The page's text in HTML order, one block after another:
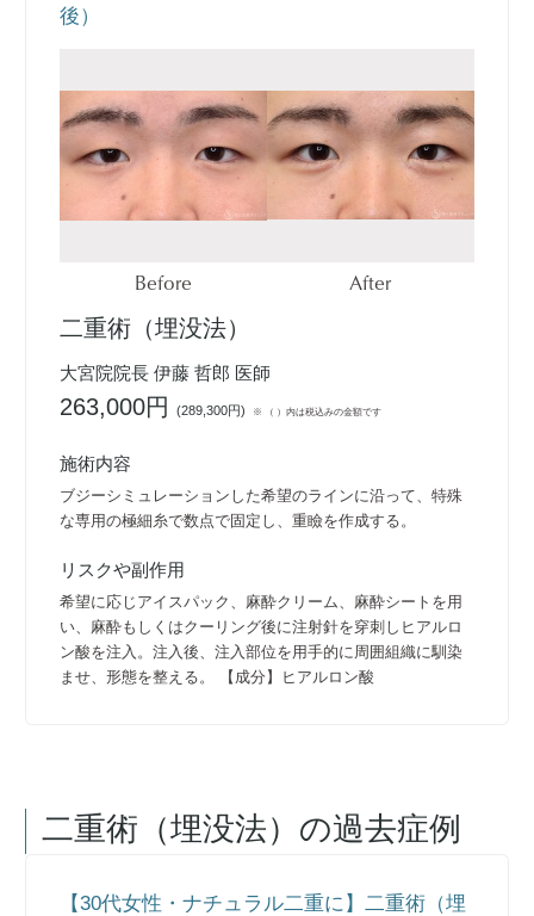
後）
Before After
二重術（埋没法）
大宮院院長 伊藤 哲郎 医師
263,000円(289,300円) ※ （ ）内は税込みの金額です
施術内容
ブジーシミュレーションした希望のラインに沿って、特殊
な専用の極細糸で数点で固定し、重瞼を作成する。
リスクや副作用
希望に応じアイスパック、麻酔クリーム、麻酔シートを用
い、麻酔もしくはクーリング後に注射針を穿刺しヒアルロ
ン酸を注入。注入後、注入部位を用手的に周囲組織に馴染
ませ、形態を整える。 【成分】ヒアルロン酸
二重術（埋没法） の過去症例
【30代女性・ナチュラル二重に】二重術（埋